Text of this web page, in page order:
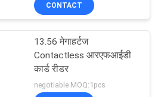
CONTACT
13.56 मेगाहर्टज
Contactless आरएफआईडी
कार्ड रीडर
negotiable MOQ:1pcs